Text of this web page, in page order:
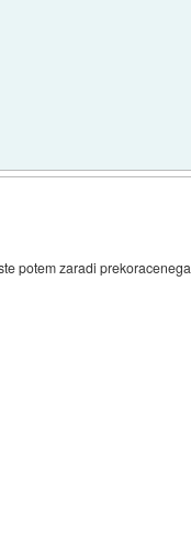
potem zaradi prekoracenega